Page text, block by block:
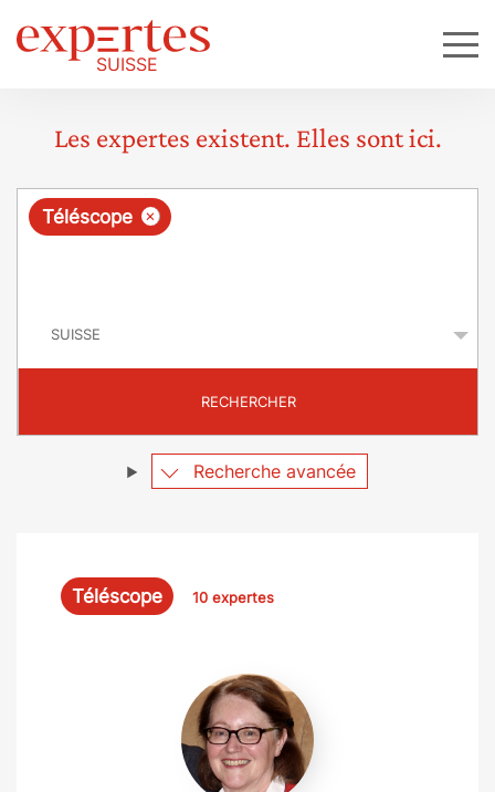
Les expertes existent. Elles sont ici.
R
ê
e
×
Téléscope
RECHERCHER
Recherche avancée
Téléscope 10 expertes
Geneviève
Soucail